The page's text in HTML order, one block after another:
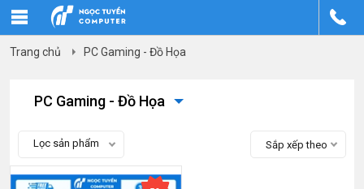
Trang chủ PC Gaming - Đồ Họa
PC Gaming - Đồ Họa
Lọc sản phẩm Sắp xếp theo